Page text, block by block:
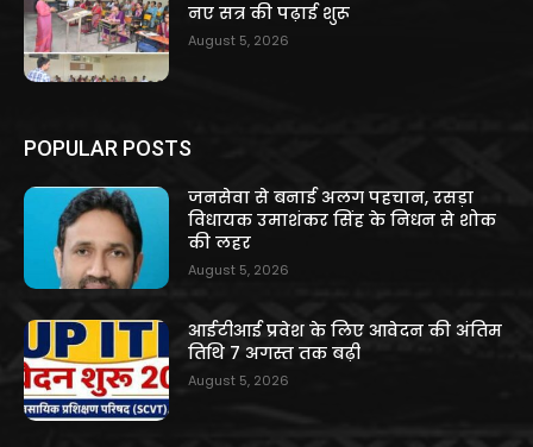
नए सत्र की पढ़ाई शुरू
August 5, 2026
POPULAR POSTS
जनसेवा से बनाई अलग पहचान, रसड़ा
विधायक उमाशंकर सिंह के निधन से शोक
की लहर
August 5, 2026
आईटीआई प्रवेश के लिए आवेदन की अंतिम
तिथि 7 अगस्त तक बढ़ी
August 5, 2026